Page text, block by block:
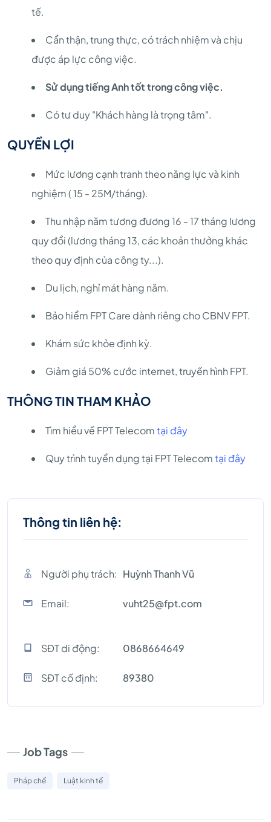
tế.
Cẩn thận, trung thực, có trách nhiệm và chịu
được áp lực công việc.
Sử dụng tiếng Anh tốt trong công việc.
Có tư duy "Khách hàng là trọng tâm".
QUYỀN LỢI
Mức lương cạnh tranh theo năng lực và kinh
nghiệm ( 15 - 25M/tháng).
Thu nhập năm tương đương 16 - 17 tháng lương
quy đổi (lương tháng 13, các khoản thưởng khác
theo quy định của công ty...).
Du lịch, nghỉ mát hàng năm.
Bảo hiểm FPT Care dành riêng cho CBNV FPT.
Khám sức khỏe định kỳ.
Giảm giá 50% cước internet, truyền hình FPT.
THÔNG TIN THAM KHẢO
Tìm hiểu về FPT Telecomtại đây
Quy trình tuyển dụng tại FPT Telecomtại đây
Thông tin liên hệ:
Người phụ trách: Huỳnh Thanh Vũ
Email: vuht25@fpt.com
SĐT di động: 0868664649
SĐT cố định: 89380
Job Tags
Pháp chế Luật kinh tế